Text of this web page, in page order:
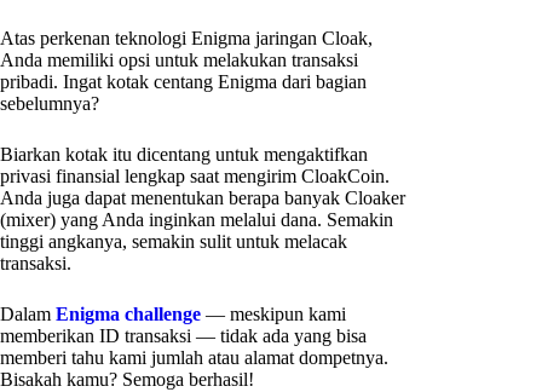
Atas perkenan teknologi Enigma jaringan Cloak,
Anda memiliki opsi untuk melakukan transaksi
pribadi. Ingat kotak centang Enigma dari bagian
sebelumnya?
Biarkan kotak itu dicentang untuk mengaktifkan
privasi finansial lengkap saat mengirim CloakCoin.
Anda juga dapat menentukan berapa banyak Cloaker
(mixer) yang Anda inginkan melalui dana. Semakin
tinggi angkanya, semakin sulit untuk melacak
transaksi.
Dalam Enigma challenge — meskipun kami
memberikan ID transaksi — tidak ada yang bisa
memberi tahu kami jumlah atau alamat dompetnya.
Bisakah kamu? Semoga berhasil!